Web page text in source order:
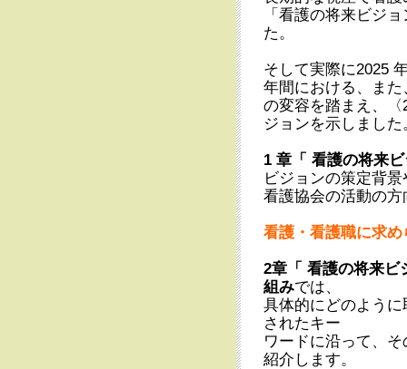
「看護の将来ビジ
た。
そして実際に2025
年間における、ま
の変容を踏まえ、
ジョンを示しました
1 章「 看護の将来
ビジョンの策定背
看護協会の活動の
看護・看護職に求
2章「 看護の将来ビ
組みでは、
具体的にどのよう
されたキー
ワードに沿って、
紹介します。